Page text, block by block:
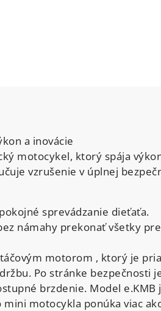
a inovácie
motocykel, ktorý spája
vzrušenie v úplnej
sprevádzanie dieťaťa.
námahy prekonať všetky
motorom , ktorý je
Po stránke bezpečnosti
brzdenie. Model
motocykla ponúka viac